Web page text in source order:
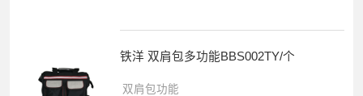
铁洋 双肩包多功能BBS002TY/个
双肩包功能